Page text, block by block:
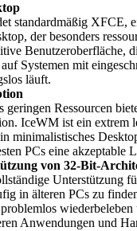
standardmäßig XFCE,
der besonders
Benutzeroberfläche,
Systemen mit
läuft.
geringen Ressourcen
IceWM ist ein extrem
minimalistisches
PCs eine akzeptable
von 32-Bit-
Unterstützung
in älteren PCs zu
Anwendungen und